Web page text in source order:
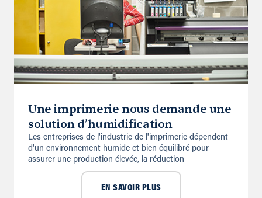
Une imprimerie nous demande une
solution d’humidification
Les entreprises de l'industrie de l'imprimerie dépendent
d'un environnement humide et bien équilibré pour
assurer une production élevée, la réduction
EN SAVOIR PLUS